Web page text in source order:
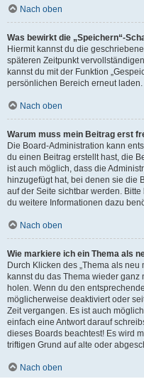
Nach oben
Was bewirkt die „Speichern“-
Hiermit kannst du die
späteren Zeitpunkt
kannst du mit der Funktion
persönlichen Bereich erneut laden.
Nach oben
Warum muss mein Beitrag erst
Die Board-Administration kann
du einen Beitrag erstellt hast, die
ist auch möglich, dass die
hinzugefügt hat, bei denen sie die
auf der Seite sichtbar werden.
du weitere Informationen dazu
Nach oben
Wie markiere ich ein Thema als
Durch Klicken des „Thema als
kannst du das Thema wieder
holen. Wenn du den
möglicherweise deaktiviert oder
Zeit vergangen. Es ist auch
einfach eine Antwort darauf
dieses Boards beachtest! Es wird
triftigen Grund auf alte oder
Nach oben